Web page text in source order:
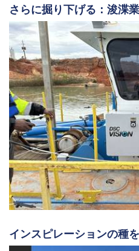
さらに掘り下げる：浚渫
インスピレーションの種